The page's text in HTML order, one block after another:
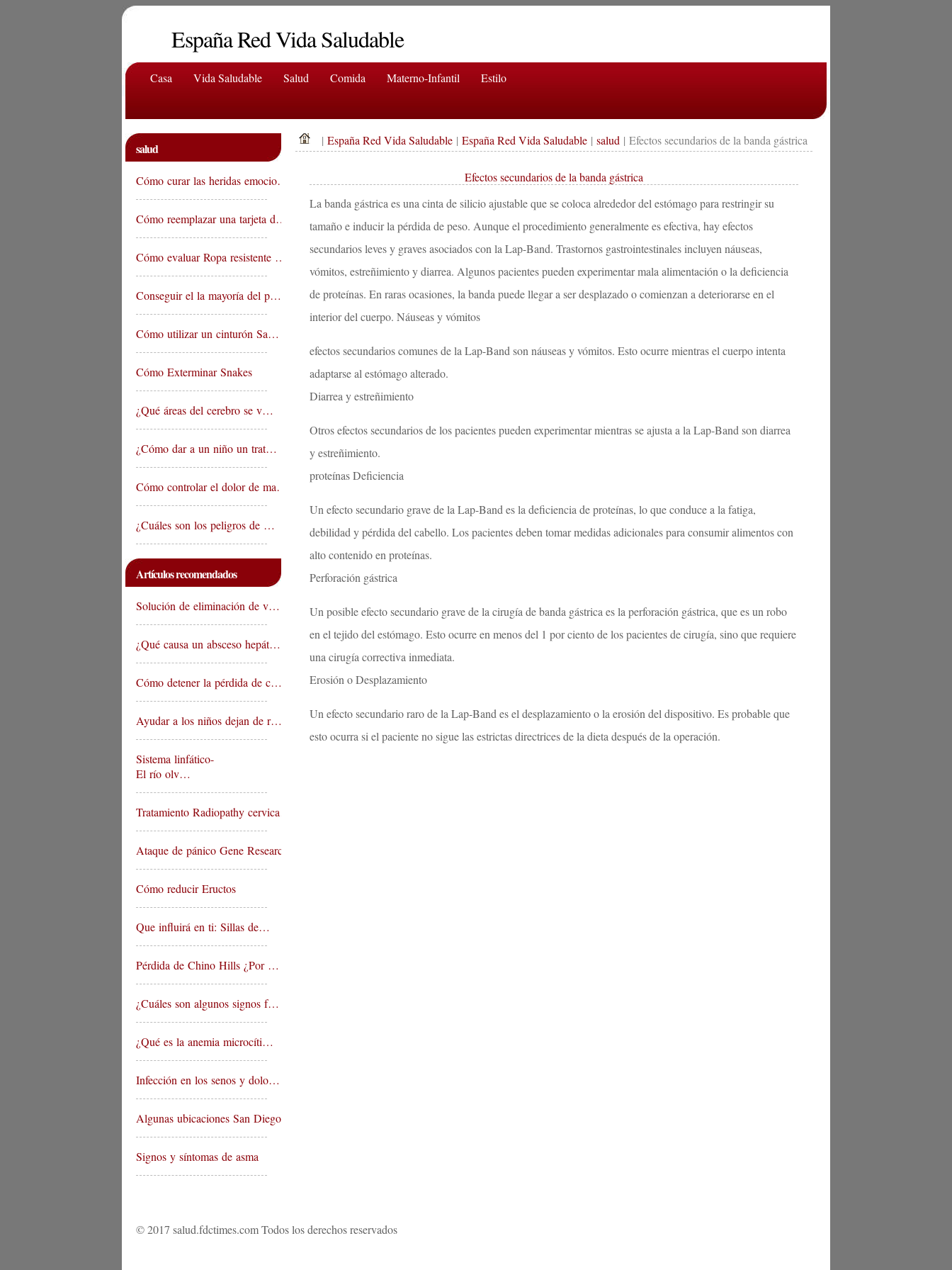
España Red Vida Saludable
Casa Vida Saludable Salud Comida Materno-Infantil Estilo
salud
Cómo curar las heridas emocio…
Cómo reemplazar una tarjeta d…
Cómo evaluar Ropa resistente …
Conseguir el la mayoría del p…
Cómo utilizar un cinturón Sa…
Cómo Exterminar Snakes
¿Qué áreas del cerebro se v…
¿Cómo dar a un niño un trat…
Cómo controlar el dolor de ma…
¿Cuáles son los peligros de …
Artículos recomendados
Solución de eliminación de v…
¿Qué causa un absceso hepát…
Cómo detener la pérdida de c…
Ayudar a los niños dejan de r…
Sistema linfático-
El río olv…
Tratamiento Radiopathy cervica…
Ataque de pánico Gene Researc…
Cómo reducir Eructos
Que influirá en ti: Sillas de…
Pérdida de Chino Hills ¿Por …
¿Cuáles son algunos signos f…
¿Qué es la anemia microcíti…
Infección en los senos y dolo…
Algunas ubicaciones San Diego …
Signos y síntomas de asma
| España Red Vida Saludable | España Red Vida Saludable | salud | Efectos secundarios de la banda gástrica
Efectos secundarios de la banda gástrica
La banda gástrica es una cinta de silicio ajustable que se coloca alrededor del estómago para restringir su
tamaño e inducir la pérdida de peso. Aunque el procedimiento generalmente es efectiva, hay efectos
secundarios leves y graves asociados con la Lap-Band. Trastornos gastrointestinales incluyen náuseas,
vómitos, estreñimiento y diarrea. Algunos pacientes pueden experimentar mala alimentación o la deficiencia
de proteínas. En raras ocasiones, la banda puede llegar a ser desplazado o comienzan a deteriorarse en el
interior del cuerpo. Náuseas y vómitos
efectos secundarios comunes de la Lap-Band son náuseas y vómitos. Esto ocurre mientras el cuerpo intenta
adaptarse al estómago alterado.
Diarrea y estreñimiento
Otros efectos secundarios de los pacientes pueden experimentar mientras se ajusta a la Lap-Band son diarrea
y estreñimiento.
proteínas Deficiencia
Un efecto secundario grave de la Lap-Band es la deficiencia de proteínas, lo que conduce a la fatiga,
debilidad y pérdida del cabello. Los pacientes deben tomar medidas adicionales para consumir alimentos con
alto contenido en proteínas.
Perforación gástrica
Un posible efecto secundario grave de la cirugía de banda gástrica es la perforación gástrica, que es un robo
en el tejido del estómago. Esto ocurre en menos del 1 por ciento de los pacientes de cirugía, sino que requiere
una cirugía correctiva inmediata.
Erosión o Desplazamiento
Un efecto secundario raro de la Lap-Band es el desplazamiento o la erosión del dispositivo. Es probable que
esto ocurra si el paciente no sigue las estrictas directrices de la dieta después de la operación.
© 2017 salud.fdctimes.com Todos los derechos reservados